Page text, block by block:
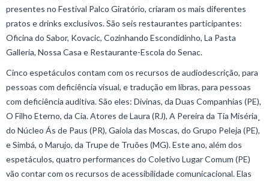
presentes no Festival Palco Giratório, criaram os mais diferentes
pratos e drinks exclusivos. São seis restaurantes participantes:
Oficina do Sabor, Kovacic, Cozinhando Escondidinho, La Pasta
Galleria, Nossa Casa e Restaurante-Escola do Senac.
Cinco espetáculos contam com os recursos de audiodescrição, para
pessoas com deficiência visual, e tradução em libras, para pessoas
com deficiência auditiva. São eles: Divinas, da Duas Companhias (PE),
O Filho Eterno, da Cia. Atores de Laura (RJ), A Pereira da Tia Miséria¸
do Núcleo Ás de Paus (PR), Gaiola das Moscas, do Grupo Peleja (PE),
e Simbá, o Marujo, da Trupe de Truões (MG). Este ano, além dos
espetáculos, quatro performances do Coletivo Lugar Comum (PE)
vão contar com os recursos de acessibilidade comunicacional. Elas